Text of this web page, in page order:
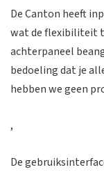
De Canton heeft
wat de flexibiliteit
achterpaneel
bedoeling dat je
hebben we geen
,
De